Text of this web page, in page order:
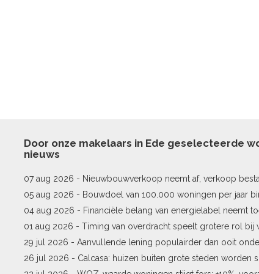
Door onze makelaars in Ede geselecteerde
nieuws
07 aug 2026 - Nieuwbouwverkoop neemt af, verkoop
stijgt
05 aug 2026 - Bouwdoel van 100.000 woningen per jaar
04 aug 2026 - Financiële belang van energielabel neemt
01 aug 2026 - Timing van overdracht speelt grotere rol bij
29 jul 2026 - Aanvullende lening populairder dan ooit
26 jul 2026 - Calcasa: huizen buiten grote steden worden